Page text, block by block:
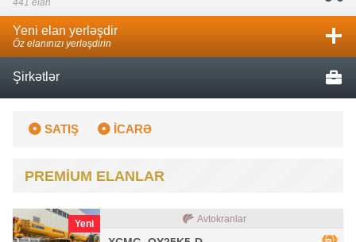
441 elan
Yeni elan yerləşdir
Öz elanınızı yerləşdirin
Şirkətlər
SATIŞ İCARƏ
PREMİUM ELANLAR
Yeni Avtokranlar